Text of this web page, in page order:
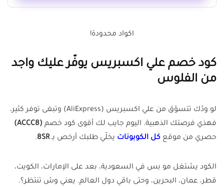
اكواد محدودة!
كود خصم علي اكسبريس يوفّر عليك واجد
من الفلوس
لو ودّك تتسوّق من علي اكسبريس (AliExpress) وتبغى توفر كثير،
فهذي فرصتك الذهبية. اليوم جايب لك أقوى كود خصم (ACCC8)
حصري من موقع كل الكوبونات يخلّي طلبك أرخص بـ8SR
.
الكود يشتغل مو بس في السعودية، بعد على الإمارات، الكويت،
قطر، عمان، البحرين، وحتى باقي دول العالم. يعني وش تنتظر؟.